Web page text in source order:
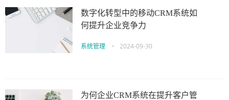
数字化转型中的移动CRM系统如
何提升企业竞争力
系统管理 • 2024-09-30
为何企业CRM系统在提升客户管